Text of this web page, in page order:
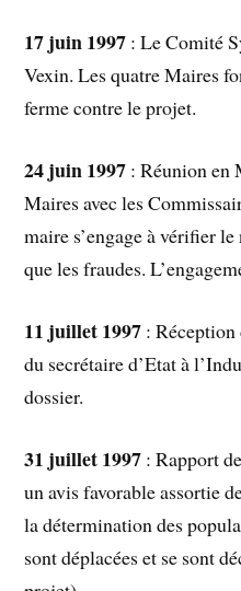
17 juin 1997 : Le Comité
Vexin. Les quatre Maires
ferme contre le projet.
24 juin 1997 : Réunion en
Maires avec les
maire s’engage à vérifier
que les fraudes.
11 juillet 1997 : Réception
du secrétaire d’Etat à
dossier.
31 juillet 1997 : Rapport
un avis favorable assortie
la détermination des
sont déplacées et se sont